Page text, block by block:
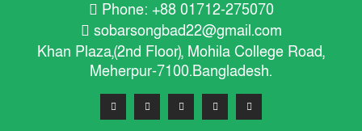
Phone: +88 01712-275070
sobarsongbad22@gmail.com
Khan Plaza,(2nd Floor), Mohila College Road,
Meherpur-7100.Bangladesh.